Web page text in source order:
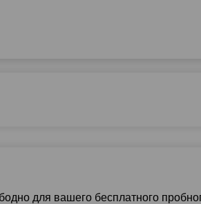
для вашего бесплатного